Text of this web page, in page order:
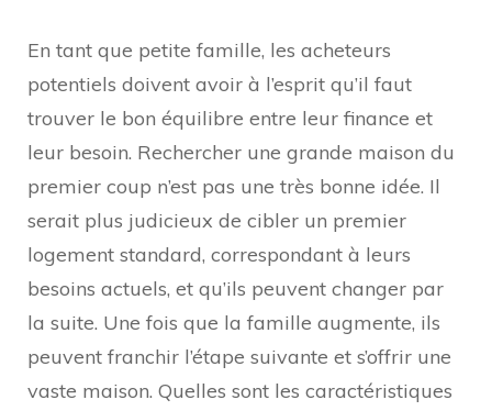
En tant que petite famille, les acheteurs
potentiels doivent avoir à l’esprit qu’il faut
trouver le bon équilibre entre leur finance et
leur besoin. Rechercher une grande maison du
premier coup n’est pas une très bonne idée. Il
serait plus judicieux de cibler un premier
logement standard, correspondant à leurs
besoins actuels, et qu’ils peuvent changer par
la suite. Une fois que la famille augmente, ils
peuvent franchir l’étape suivante et s’offrir une
vaste maison. Quelles sont les caractéristiques